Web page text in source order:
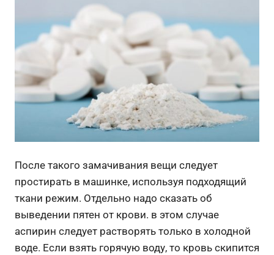
После такого замачивания вещи следует
простирать в машинке, используя подходящий
ткани режим. Отдельно надо сказать об
выведении пятен от крови. в этом случае
аспирин следует растворять только в холодной
воде. Если взять горячую воду, то кровь скипится